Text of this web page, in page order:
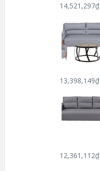
14,521,297₫
13,398,149₫
12,361,112₫